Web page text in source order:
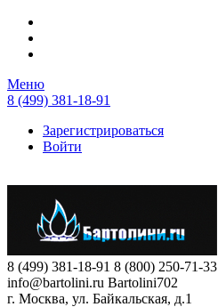
Перейти к основному содержанию
Меню
8 (499) 381-18-91
Зарегистрироваться
Войти
8 (499) 381-18-91 8 (800) 250-71-33
info@bartolini.ru Bartolini702
г. Москва, ул. Байкальская, д.1